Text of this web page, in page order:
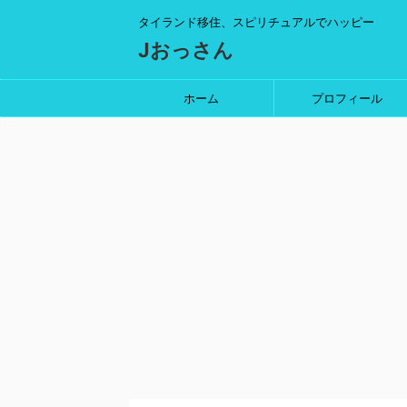
タイランド移住、スピリチュアルでハッピー
Jおっさん
ホーム プロフィール